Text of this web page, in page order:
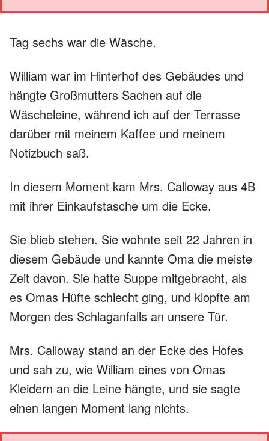
Tag sechs war die Wäsche.
William war im Hinterhof des Gebäudes und
hängte Großmutters Sachen auf die
Wäscheleine, während ich auf der Terrasse
darüber mit meinem Kaffee und meinem
Notizbuch saß.
In diesem Moment kam Mrs. Calloway aus 4B
mit ihrer Einkaufstasche um die Ecke.
Sie blieb stehen. Sie wohnte seit 22 Jahren in
diesem Gebäude und kannte Oma die meiste
Zeit davon. Sie hatte Suppe mitgebracht, als
es Omas Hüfte schlecht ging, und klopfte am
Morgen des Schlaganfalls an unsere Tür.
Mrs. Calloway stand an der Ecke des Hofes
und sah zu, wie William eines von Omas
Kleidern an die Leine hängte, und sie sagte
einen langen Moment lang nichts.